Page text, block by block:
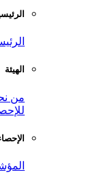
الهيئة
من